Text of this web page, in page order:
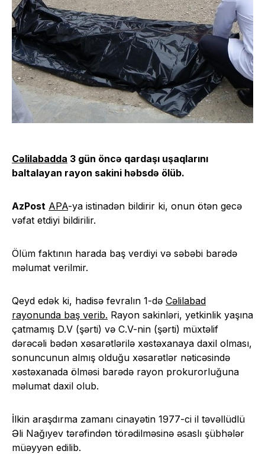
Cəlilabadda 3 gün öncə qardaşı uşaqlarını
baltalayan rayon sakini həbsdə ölüb.
AzPost APA-ya istinadən bildirir ki, onun ötən gecə
vəfat etdiyi bildirilir.
Ölüm faktının harada baş verdiyi və səbəbi barədə
məlumat verilmir.
Qeyd edək ki, hadisə fevralın 1-də Cəlilabad
rayonunda baş verib. Rayon sakinləri, yetkinlik yaşına
çatmamış D.V (şərti) və C.V-nin (şərti) müxtəlif
dərəcəli bədən xəsarətlərilə xəstəxanaya daxil olması,
sonuncunun almış olduğu xəsarətlər nəticəsində
xəstəxanada ölməsi barədə rayon prokurorluğuna
məlumat daxil olub.
İlkin araşdırma zamanı cinayətin 1977-ci il təvəllüdlü
Əli Nağıyev tərəfindən törədilməsinə əsaslı şübhələr
müəyyən edilib.